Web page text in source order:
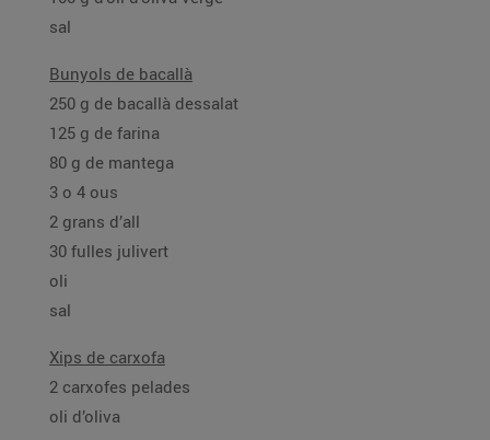
sal
Bunyols de bacallà
250 g de bacallà dessalat
125 g de farina
80 g de mantega
3 o 4 ous
2 grans d’all
30 fulles julivert
oli
sal
Xips de carxofa
2 carxofes pelades
oli d’oliva